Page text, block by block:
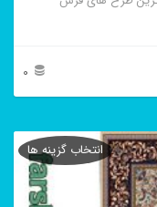
0
انتخاب گزینه ها